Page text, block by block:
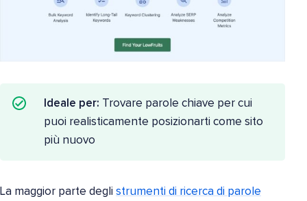
Ideale per: Trovare parole chiave per cui
puoi realisticamente posizionarti come sito
più nuovo
La maggior parte degli strumenti di ricerca di parole